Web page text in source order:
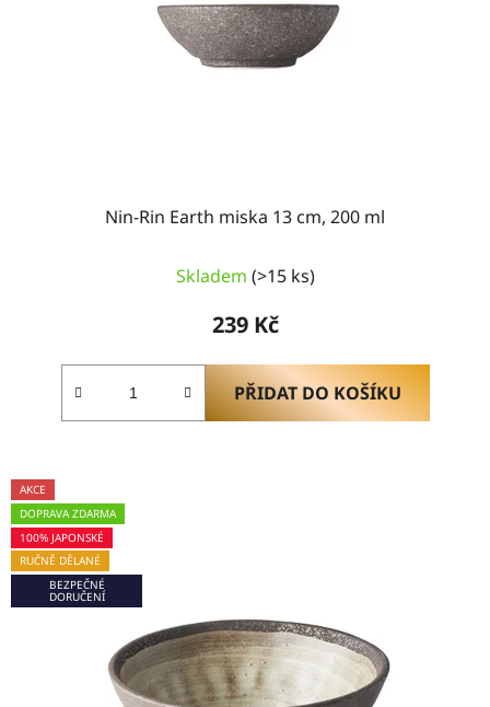
Nin-Rin Earth miska 13 cm, 200 ml
Skladem (>15 ks)
239 Kč
PŘIDAT DO KOŠÍKU
AKCE
DOPRAVA ZDARMA
100% JAPONSKÉ
RUČNĚ DĚLANÉ
BEZPEČNÉ
DORUČENÍ